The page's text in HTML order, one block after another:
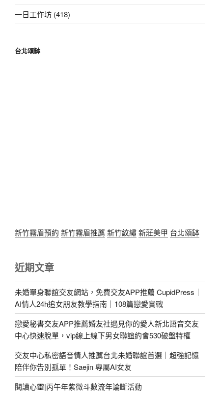
一日工作坊 (418)
台北頌缽
新竹霧眉預約 新竹霧眉推薦 新竹紋繡新莊美甲 台北頌缽
近期文章
未婚單身聯誼交友網站，免費交友APP推薦 CupidPress｜
AI情人24h追女朋友教學指南｜108篇戀愛實戰
戀愛秘書交友APP推薦婚友社遇見你的愛人新北語音交友
中心快速脫單，vip線上線下男女聯誼約會530破盤特權
交友中心私密語音情人推薦台北未婚聯誼首選｜超強記憶
陪伴你告別孤單！Saejin 專屬AI女友
閱讀心靈|丙午年紫微斗數流年論斷活動